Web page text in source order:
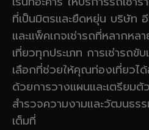
ที่เป็นมิตรและยืดหยุ่น บริษัท
และแพ็คเกจเช่ารถที่หลากหล
เที่ยวทุกประเภท การเช่ารถขั
เลือกที่ช่วยให้คุณท่องเที่ยวไ
ด้วยการวางแผนและเตรียม
สำรวจความงามและวัฒนธร
เต็มที่